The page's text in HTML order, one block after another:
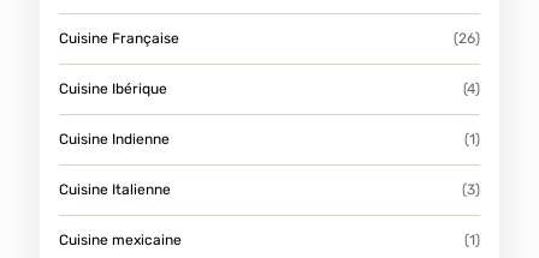
Cuisine Française (26)
Cuisine Ibérique (4)
Cuisine Indienne (1)
Cuisine Italienne (3)
Cuisine mexicaine (1)